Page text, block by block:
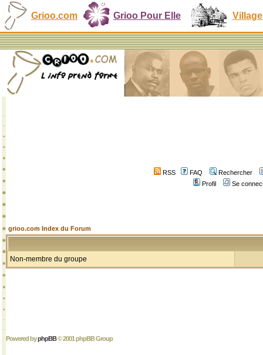
Grioo.com Grioo Pour Elle Village
RSS FAQ
Rechercher
Profil
Se
grioo.com Index du Forum
Non-membre du groupe
Powered byphpBB© 2001 phpBB Group